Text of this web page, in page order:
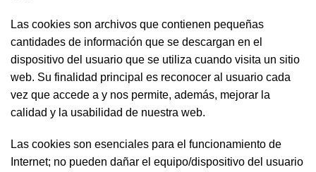
Las cookies son archivos que contienen pequeñas
cantidades de información que se descargan en el
dispositivo del usuario que se utiliza cuando visita un sitio
web. Su finalidad principal es reconocer al usuario cada
vez que accede a y nos permite, además, mejorar la
calidad y la usabilidad de nuestra web.
Las cookies son esenciales para el funcionamiento de
Internet; no pueden dañar el equipo/dispositivo del usuario